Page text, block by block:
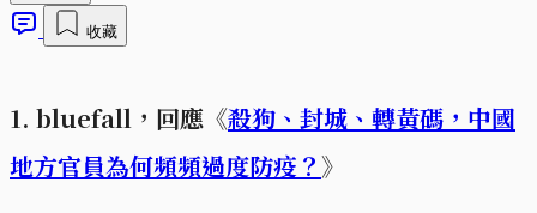
收藏
1. bluefall，回應《殺狗、封城、轉黃碼，中國
地方官員為何頻頻過度防疫？》